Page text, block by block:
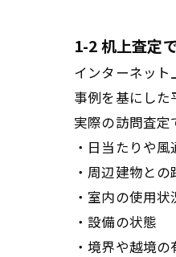
1-2 机上査定
インターネッ
事例を基にした
実際の訪問査
・日当たりや風
・周辺建物との
・室内の使用状
・設備の状態
・境界や越境の